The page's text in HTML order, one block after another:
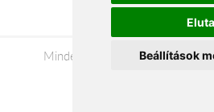
Beállítások
Adatkezelési
Minden jog fenntartva © 2026 |